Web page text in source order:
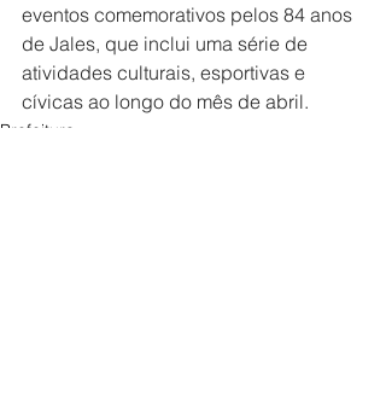
eventos comemorativos pelos 84 anos
de Jales, que inclui uma série de
atividades culturais, esportivas e
cívicas ao longo do mês de abril.
Prefeitura